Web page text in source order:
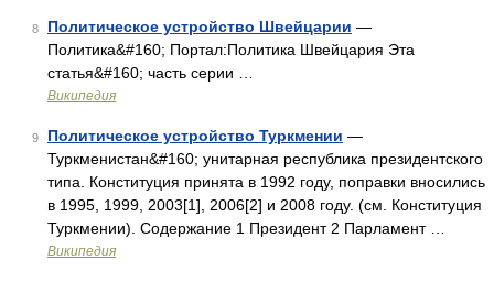
8 Политическое устройство Швейцарии —
Политика&#160; Портал:Политика Швейцария Эта
статья&#160; часть серии …
Википедия
9 Политическое устройство Туркмении —
Туркменистан&#160; унитарная республика президентского
типа. Конституция принята в 1992 году, поправки вносились
в 1995, 1999, 2003[1], 2006[2] и 2008 году. (см. Конституция
Туркмении). Содержание 1 Президент 2 Парламент …
Википедия